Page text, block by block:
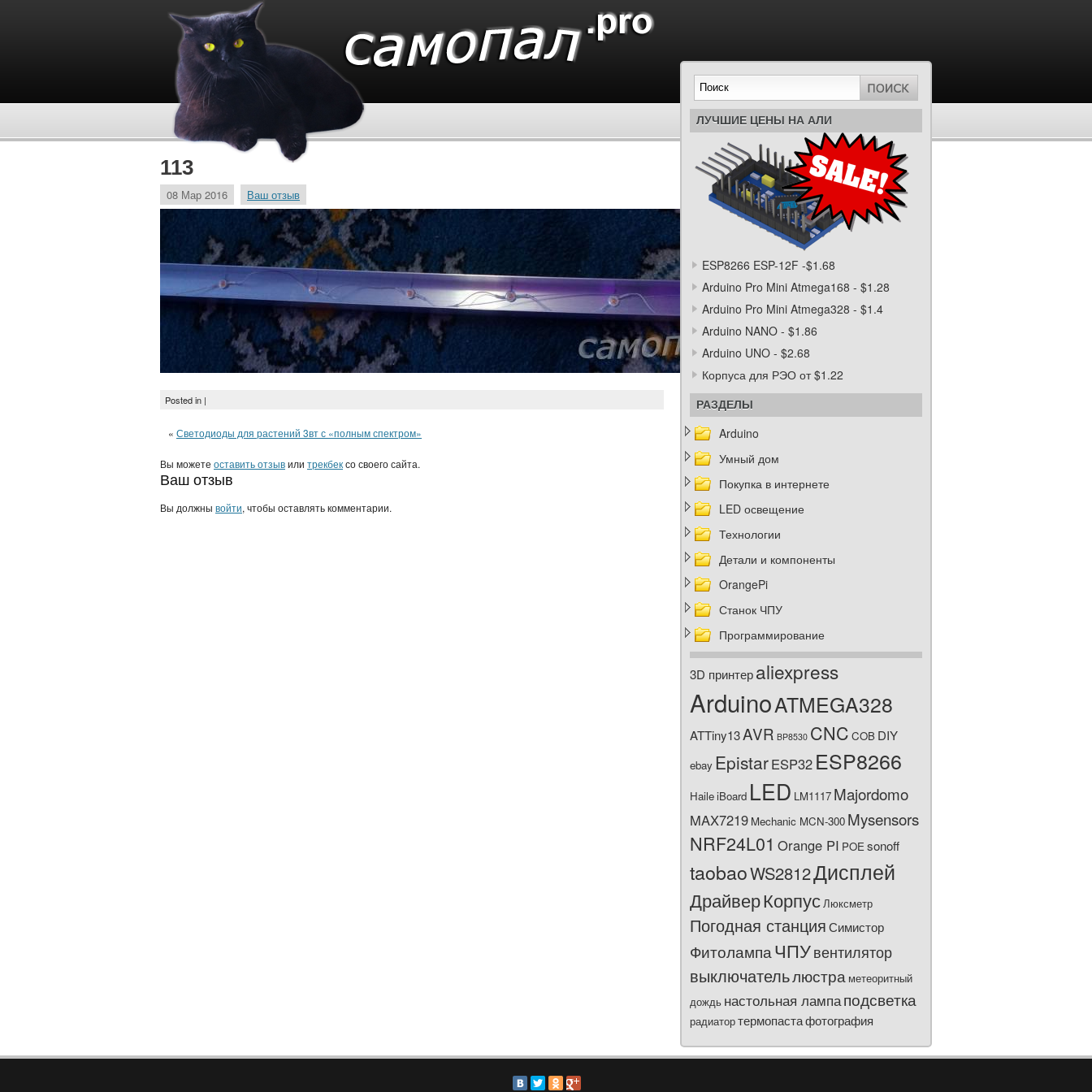
113
08 Мар 2016 Ваш отзыв
Posted in |
« Светодиоды для растений 3вт с «полным спектром»
Вы можете оставить отзывили трекбексо своего сайта.
Ваш отзыв
Вы должны войти, чтобы оставлять комментарии.
ЛУЧШИЕ ЦЕНЫ НА АЛИ
ESP8266 ESP-12F -$1.68
Arduino Pro Mini Atmega168 - $1.28
Arduino Pro Mini Atmega328 - $1.4
Arduino NANO - $1.86
Arduino UNO - $2.68
Корпуса для РЭО от $1.22
РАЗДЕЛЫ
Arduino
Умный дом
Покупка в интернете
LED освещение
Технологии
Детали и компоненты
OrangePi
Станок ЧПУ
Программирование
3D принтерaliexpress
ArduinoATMEGA328
ATTiny13AVR BP8530 CNC COB DIY
ebay EpistarESP32 ESP8266
HaileiBoard LED LM1117 Majordomo
MAX7219 Mechanic MCN-300 Mysensors
NRF24L01 Orange PI POEsonoff
taobaoWS2812Дисплей
ДрайверКорпусЛюксметр
Погодная станцияСимистор
ФитолампаЧПУвентилятор
выключательлюстра метеоритный
дождь настольная лампаподсветка
радиатортермопастафотография